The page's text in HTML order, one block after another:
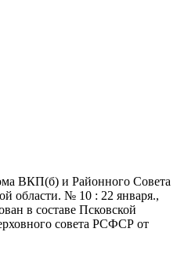
ВКП(б) и Районного Совета
области. № 10 : 22 января.,
в составе Псковской
совета РСФСР от